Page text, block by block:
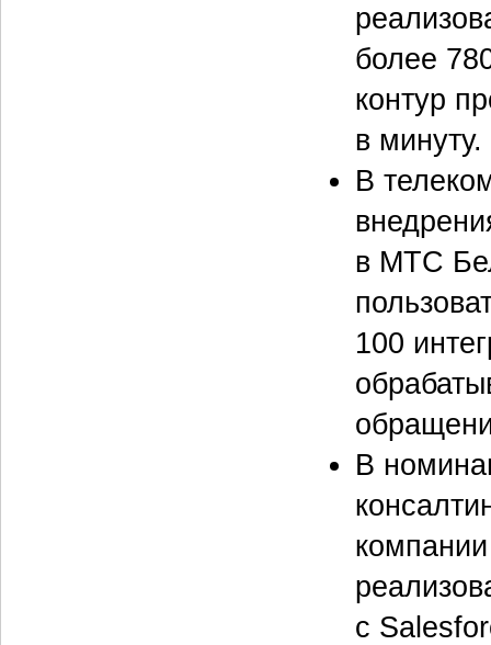
более
контур
в минуту.
В
в МТС
100
В
с